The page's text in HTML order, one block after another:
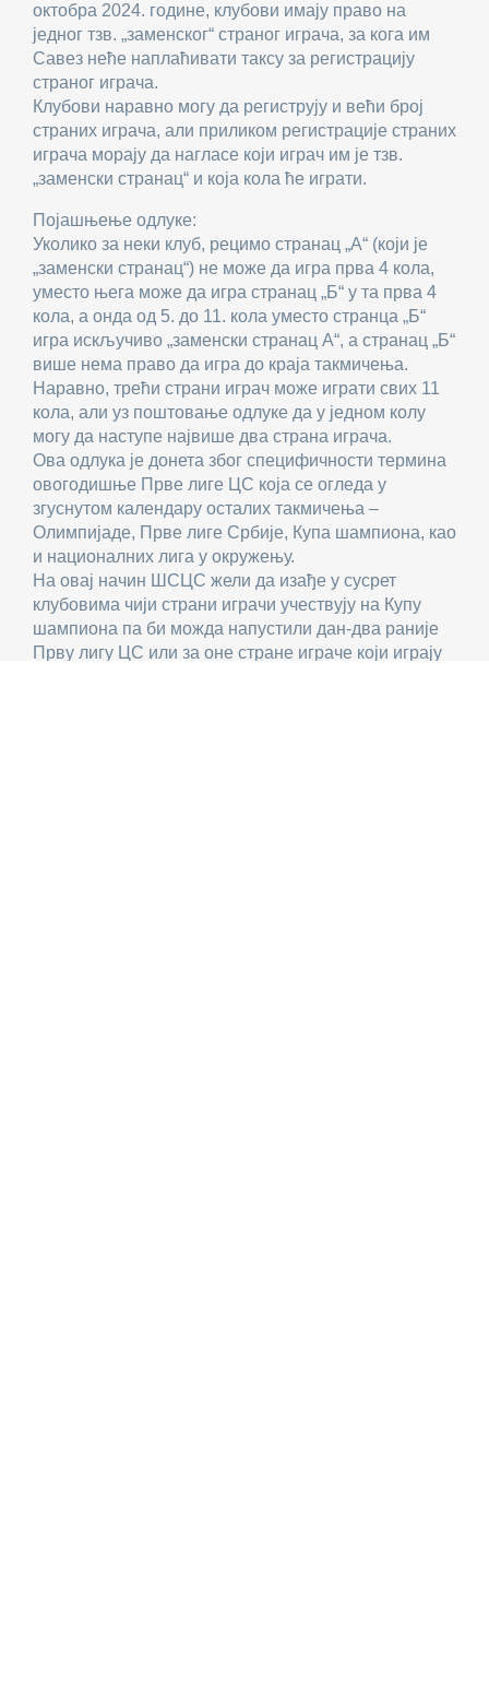
октобра 2024. године, клубови имају право на
једног тзв. „заменског“ страног играча, за кога им
Савез неће наплаћивати таксу за регистрацију
страног играча.
Клубови наравно могу да региструју и већи број
страних играча, али приликом регистрације страних
играча морају да нагласе који играч им је тзв.
„заменски странац“ и која кола ће играти.
Појашњење одлуке:
Уколико за неки клуб, рецимо странац „А“ (који је
„заменски странац“) не може да игра прва 4 кола,
уместо њега може да игра странац „Б“ у та прва 4
кола, а онда од 5. до 11. кола уместо странца „Б“
игра искључиво „заменски странац А“, а странац „Б“
више нема право да игра до краја такмичења.
Наравно, трећи страни играч може играти свих 11
кола, али уз поштовање одлуке да у једном колу
могу да наступе највише два страна играча.
Ова одлука је донета због специфичности термина
овогодишње Прве лиге ЦС која се огледа у
згуснутом календару осталих такмичења –
Олимпијаде, Прве лиге Србије, Купа шампиона, као
и националних лига у окружењу.
На овај начин ШСЦС жели да изађе у сусрет
клубовима чији страни играчи учествују на Купу
шампиона па би можда напустили дан-два раније
Прву лигу ЦС или за оне стране играче који играју